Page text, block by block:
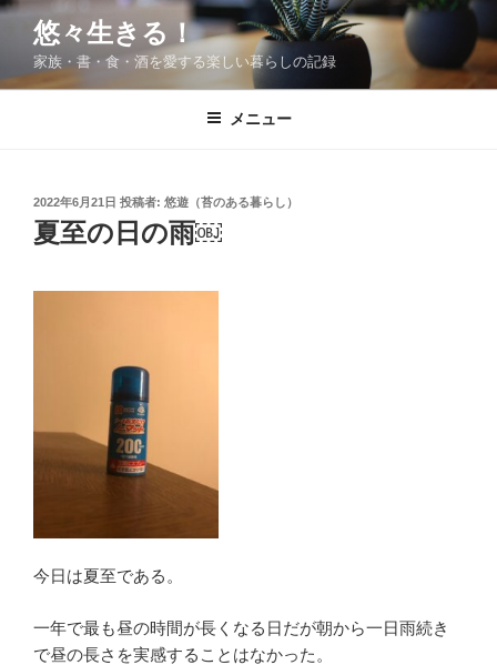
コ
ン
悠々生きる！
家族・書・食・酒を愛する楽しい暮らしの記録
メニュー
投
稿
日:
2022年6月21日 投稿者: 悠遊（苔のある暮らし）
夏至の日の雨￼
今日は夏至である。
一年で最も昼の時間が長くなる日だが朝から一日雨続き
で昼の長さを実感することはなかった。